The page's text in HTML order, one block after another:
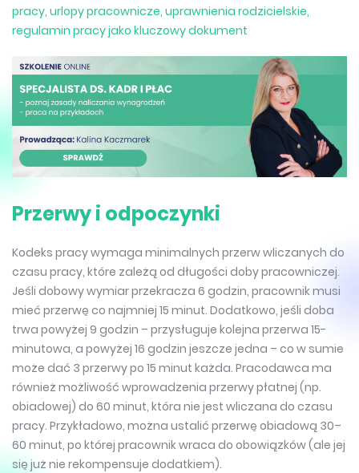
pracy, urlopy pracownicze, uprawnienia rodzicielskie,
regulamin pracy jako kluczowy dokument
Przerwy i odpoczynki
Kodeks pracy wymaga minimalnych przerw wliczanych do
czasu pracy, które zależą od długości doby pracowniczej.
Jeśli dobowy wymiar przekracza 6 godzin, pracownik musi
mieć przerwę co najmniej 15 minut. Dodatkowo, jeśli doba
trwa powyżej 9 godzin – przysługuje kolejna przerwa 15-
minutowa, a powyżej 16 godzin jeszcze jedna – co w sumie
może dać 3 przerwy po 15 minut każda. Pracodawca ma
również możliwość wprowadzenia przerwy płatnej (np.
obiadowej) do 60 minut, która nie jest wliczana do czasu
pracy. Przykładowo, można ustalić przerwę obiadową 30–
60 minut, po której pracownik wraca do obowiązków (ale jej
się już nie rekompensuje dodatkiem).